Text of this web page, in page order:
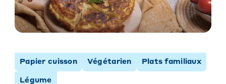
Papier cuisson Végétarien Plats familiaux
Légume